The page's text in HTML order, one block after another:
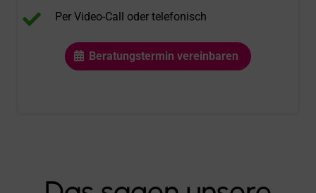
 Per Video-Call oder telefonisch
Beratungstermin vereinbaren